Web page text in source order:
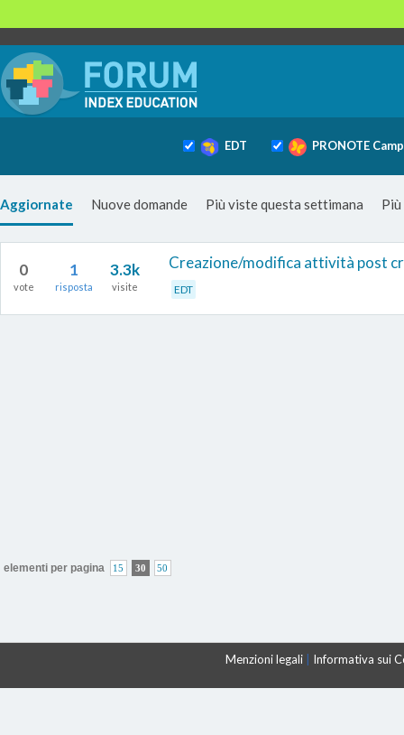
EDT PRONOTE
Aggiornate Nuove domande Più viste questa settimana
0
vote
1
risposta
3.3k
visite
Creazione/modifica attività post
EDT
elementi per pagina 15 30 50
Menzioni legali Informativa sui